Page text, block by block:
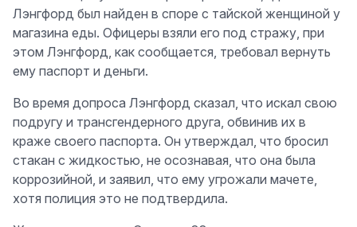
Лэнгфорд был найден в споре с тайской женщиной у
магазина еды. Офицеры взяли его под стражу, при
этом Лэнгфорд, как сообщается, требовал вернуть
ему паспорт и деньги.
Во время допроса Лэнгфорд сказал, что искал свою
подругу и трансгендерного друга, обвинив их в
краже своего паспорта. Он утверждал, что бросил
стакан с жидкостью, не осознавая, что она была
коррозийной, и заявил, что ему угрожали мачете,
хотя полиция это не подтвердила.